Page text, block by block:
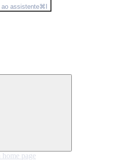
ao assistente⌘I
home page